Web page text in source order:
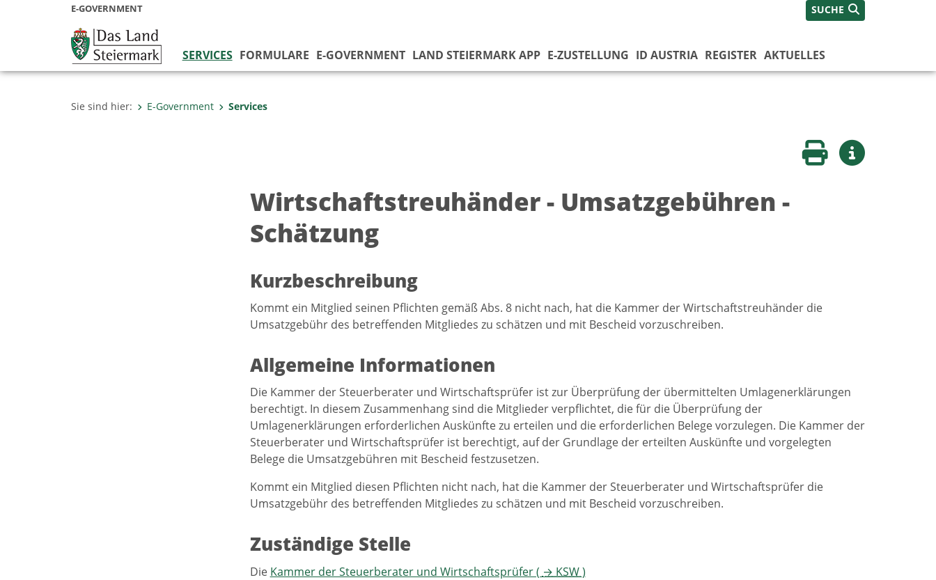
E-GOVERNMENT SUCHE
SERVICES FORMULARE E-GOVERNMENT LAND STEIERMARK APP E-ZUSTELLUNG ID AUSTRIA REGISTER AKTUELLES
Sie sind hier: E-Government Services
Seite druckenWeitere Infos
Wirtschaftstreuhänder - Umsatzgebühren -
Schätzung
Kurzbeschreibung
Kommt ein Mitglied seinen Pflichten gemäß Abs. 8 nicht nach, hat die Kammer der Wirtschaftstreuhänder die
Umsatzgebühr des betreffenden Mitgliedes zu schätzen und mit Bescheid vorzuschreiben.
Allgemeine Informationen
Die Kammer der Steuerberater und Wirtschaftsprüfer ist zur Überprüfung der übermittelten Umlagenerklärungen
berechtigt. In diesem Zusammenhang sind die Mitglieder verpflichtet, die für die Überprüfung der
Umlagenerklärungen erforderlichen Auskünfte zu erteilen und die erforderlichen Belege vorzulegen. Die Kammer der
Steuerberater und Wirtschaftsprüfer ist berechtigt, auf der Grundlage der erteilten Auskünfte und vorgelegten
Belege die Umsatzgebühren mit Bescheid festzusetzen.
Kommt ein Mitglied diesen Pflichten nicht nach, hat die Kammer der Steuerberater und Wirtschaftsprüfer die
Umsatzgebühr des betreffenden Mitgliedes zu schätzen und mit Bescheid vorzuschreiben.
Zuständige Stelle
Die Kammer der Steuerberater und Wirtschaftsprüfer ( → KSW)